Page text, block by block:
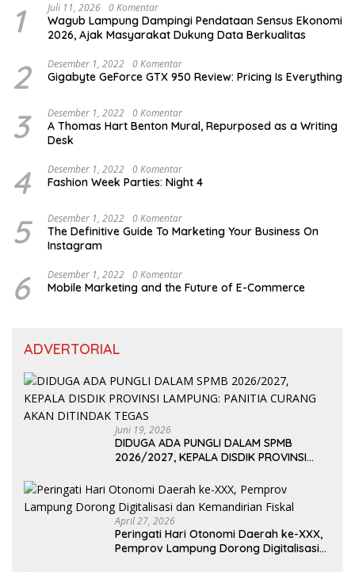
1 Juli 11, 2026 0 Komentar
Wagub Lampung Dampingi Pendataan Sensus Ekonomi
2026, Ajak Masyarakat Dukung Data Berkualitas
2 Desember 1, 2022 0 Komentar
Gigabyte GeForce GTX 950 Review: Pricing Is Everything
3 Desember 1, 2022 0 Komentar
A Thomas Hart Benton Mural, Repurposed as a Writing
Desk
4 Desember 1, 2022 0 Komentar
Fashion Week Parties: Night 4
5 Desember 1, 2022 0 Komentar
The Definitive Guide To Marketing Your Business On
Instagram
6 Desember 1, 2022 0 Komentar
Mobile Marketing and the Future of E-Commerce
ADVERTORIAL
Juni 19, 2026
DIDUGA ADA PUNGLI DALAM SPMB
2026/2027, KEPALA DISDIK PROVINSI
DITINDAK TEGAS
April 27, 2026
Peringati Hari Otonomi Daerah ke-XXX,
Pemprov Lampung Dorong Digitalisasi